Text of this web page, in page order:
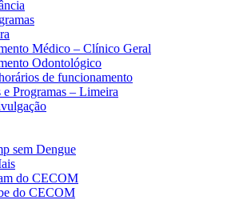
Médico – Clínico Geral
Odontológico
de funcionamento
e Programas – Limeira
sem Dengue
do CECOM
do CECOM